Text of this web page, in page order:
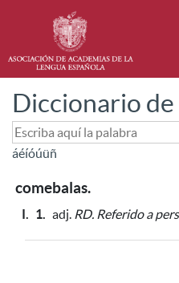
Diccionario
áéíóúüñ
comebalas.
I. 1. adj. RD. Referido a